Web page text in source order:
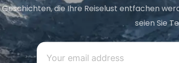
Geschichten, die Ihre Reiselust entfachen
seien Sie